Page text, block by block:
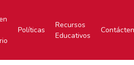
Políticas
Recursos
Educativos